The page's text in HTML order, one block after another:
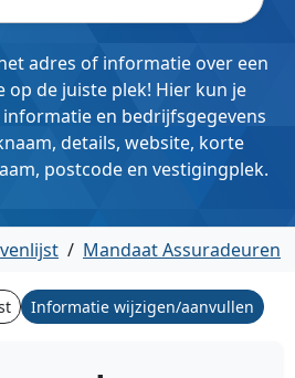
adres of informatie over een
op de juiste plek! Hier kun je
en bedrijfsgegevens
details, website, korte
postcode en vestigingplek.
/ Mandaat Assuradeuren
Informatie wijzigen/aanvullen